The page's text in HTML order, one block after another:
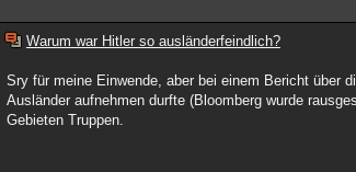
Warum war Hitler so ausländerfeindlich?
Sry für meine Einwende, aber bei einem Bericht über
Ausländer aufnehmen durfte (Bloomberg wurde
Gebieten Truppen.